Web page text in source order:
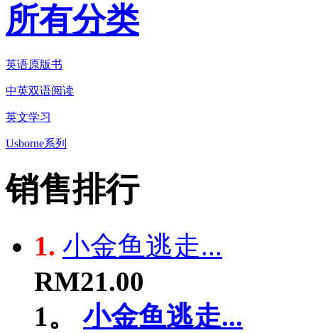
所有分类
英语原版书
中英双语阅读
英文学习
Usborne系列
销售排行
1. 小金鱼逃走...
RM21.00
1。
小金鱼逃走...